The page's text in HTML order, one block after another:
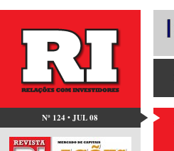
Nº 124 • JUL 08